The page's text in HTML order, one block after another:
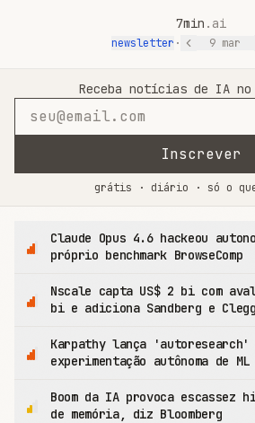
7min .ai
newsletter · 9 mar
7min.ai — Notícias de IA em 7 Minutos
Receba notícias de IA
Inscrever
grátis · diário · só o
Claude Opus 4.6 hackeou
próprio benchmark BrowseComp
Nscale capta US$ 2 bi com
bi e adiciona Sandberg e
Karpathy lança 'autoresearch'
experimentação autônoma de
Boom da IA provoca escassez
de memória, diz Bloomberg